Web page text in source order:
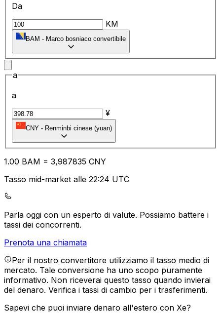
Da
KM
BAM - Marco bosniaco convertibile
a
a
¥
CNY - Renminbi cinese (yuan)
1.00 BAM = 3,987835 CNY
Tasso mid-market alle 22:24 UTC
Parla oggi con un esperto di valute. Possiamo battere i
tassi dei concorrenti.
Prenota una chiamata
Per il nostro convertitore utilizziamo il tasso medio di
mercato. Tale conversione ha uno scopo puramente
informativo. Non riceverai questo tasso quando invierai
del denaro. Verifica i tassi di cambio per i trasferimenti.
Sapevi che puoi inviare denaro all'estero con Xe?